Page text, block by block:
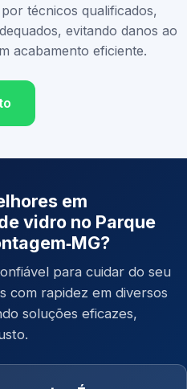
técnicos qualificados,
evitando danos ao
acabamento eficiente.
em
vidro no Parque
para cuidar do seu
com rapidez em diversos
soluções eficazes,